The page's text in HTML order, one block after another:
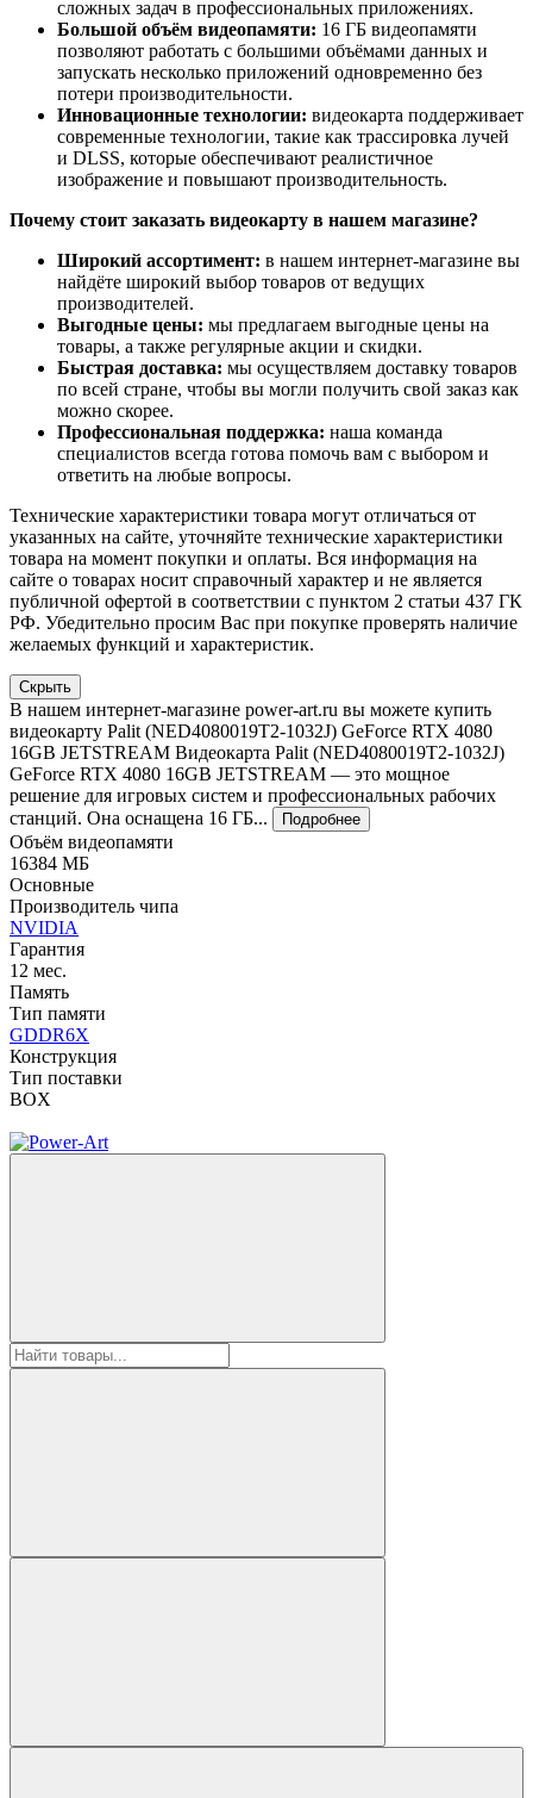
сложных задач в профессиональных приложениях.
Большой объём видеопамяти: 16 ГБ видеопамяти
позволяют работать с большими объёмами данных и
запускать несколько приложений одновременно без
потери производительности.
Инновационные технологии: видеокарта поддерживает
современные технологии, такие как трассировка лучей
и DLSS, которые обеспечивают реалистичное
изображение и повышают производительность.
Почему стоит заказать видеокарту в нашем магазине?
Широкий ассортимент: в нашем интернет-магазине вы
найдёте широкий выбор товаров от ведущих
производителей.
Выгодные цены: мы предлагаем выгодные цены на
товары, а также регулярные акции и скидки.
Быстрая доставка: мы осуществляем доставку товаров
по всей стране, чтобы вы могли получить свой заказ как
можно скорее.
Профессиональная поддержка: наша команда
специалистов всегда готова помочь вам с выбором и
ответить на любые вопросы.
Технические характеристики товара могут отличаться от
указанных на сайте, уточняйте технические характеристики
товара на момент покупки и оплаты. Вся информация на
сайте о товарах носит справочный характер и не является
публичной офертой в соответствии с пунктом 2 статьи 437 ГК
РФ. Убедительно просим Вас при покупке проверять наличие
желаемых функций и характеристик.
Скрыть
В нашем интернет-магазине power-art.ru вы можете купить
видеокарту Palit (NED4080019T2-1032J) GeForce RTX 4080
16GB JETSTREAM Видеокарта Palit (NED4080019T2-1032J)
GeForce RTX 4080 16GB JETSTREAM — это мощное
решение для игровых систем и профессиональных рабочих
станций. Она оснащена 16 ГБ...
Подробнее
Объём видеопамяти
16384 МБ
Основные
Производитель чипа
NVIDIA
Гарантия
12 мес.
Память
Тип памяти
GDDR6X
Конструкция
Тип поставки
BOX